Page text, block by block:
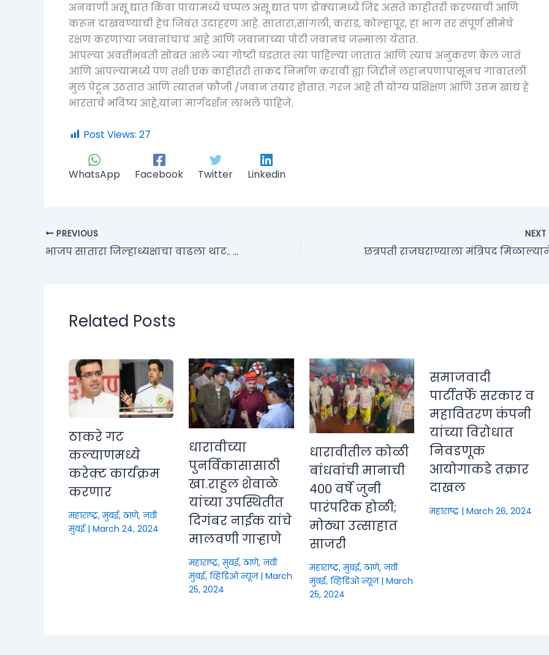
अनवाणी असू द्यात किंवा पायामध्ये चप्पल असू द्यात पण डोक्यामध्ये जिद्द असते काहीतरी करण्याची आणि
करून दाखवण्याची हेच जिवंत उदाहरण आहे. सातारा,सांगली, कराड, कोल्हापूर, हा भाग तर संपूर्ण सीमेचे
रक्षण करणाऱ्या जवानांचाच आहे आणि जवानांच्या पोटी जवानच जन्माला येतात.
आपल्या अवतीभवती सोबत आले ज्या गोष्टी घडतात त्या पाहिल्या जातात आणि त्याचं अनुकरण केलं जातं
आणि आपल्यामध्ये पण तशी एक काहीतरी ताकद निर्माण करावी ह्या जिद्दीने लहानपणापासूनच गावातली
मुलं पेटून उठतात आणि त्यातनं फौजी /जवान तयार होतात. गरज आहे ती योग्य प्रशिक्षण आणि उत्तम खाद्य हे
भारताचे भविष्य आहे,यांना मार्गदर्शन लाभले पाहिजे.
Post Views: 27
WhatsApp Facebook Twitter Linkedin
PREVIOUS
भाजप सातारा जिल्हाध्यक्षाचा वाढला थाट.. निवडून आले आठचे आठ…
NEXT
Related Posts
ठाकरे गट
कल्याणमध्ये
करेक्ट कार्यक्रम
करणार
महाराष्ट्र,मुंबई, ठाणे, नवी
मुंबई| March 24, 2024
धारावीच्या
पुनर्विकासासाठी
खा.राहुल शेवाळे
यांच्या उपस्थितीत
दिगंबर नाईक यांचे
मालवणी गाऱ्हाणे
महाराष्ट्र,मुंबई, ठाणे, नवी
मुंबई,व्हिडिओ न्यूज|March
25, 2024
धारावीतील कोळी
बांधवांची मानाची
४०० वर्षे जुनी
पारंपरिक होळी;
मोठ्या उत्साहात
साजरी
महाराष्ट्र,मुंबई, ठाणे, नवी
मुंबई, व्हिडिओ न्यूज| March
25, 2024
समाजवादी
पार्टीतर्फे सरकार व
महावितरण कंपनी
यांच्या विरोधात
निवडणूक
आयोगाकडे तक्रार
दाखल
महाराष्ट्र| March 26, 2024